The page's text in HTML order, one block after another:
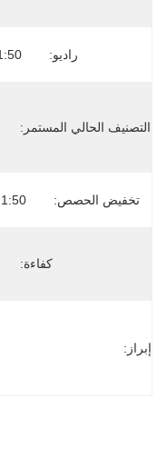
راديو:
التصنيف الحالي المستمر:
تخفيض الحصص:
كفاءة:
إبراز: